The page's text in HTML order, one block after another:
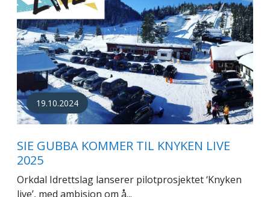
19.10.2024
SIE GUBBA KOMMER TIL KNYKEN LIVE
2025
Orkdal Idrettslag lanserer pilotprosjektet ‘Knyken
live’, med ambisjon om å...